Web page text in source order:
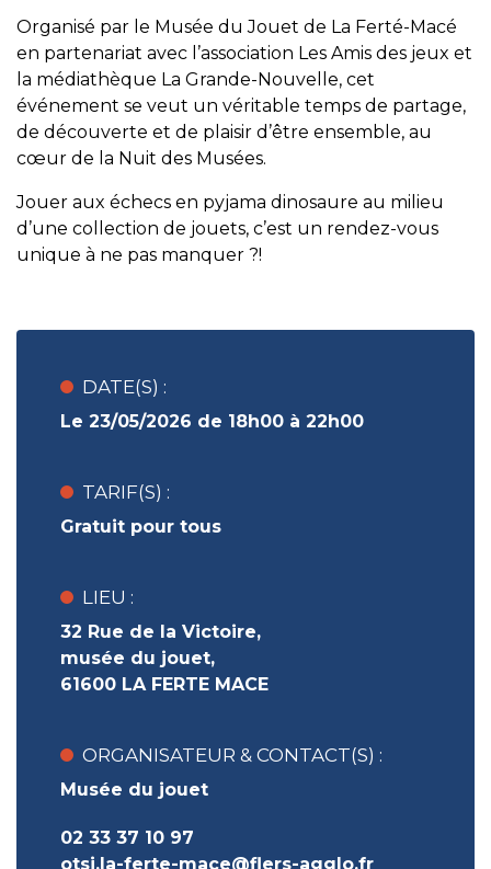
Organisé par le Musée du Jouet de La Ferté-Macé
en partenariat avec l’association Les Amis des jeux et
la médiathèque La Grande-Nouvelle, cet
événement se veut un véritable temps de partage,
de découverte et de plaisir d’être ensemble, au
cœur de la Nuit des Musées.
Jouer aux échecs en pyjama dinosaure au milieu
d’une collection de jouets, c’est un rendez-vous
unique à ne pas manquer ?!
DATE(S) :
Le 23/05/2026 de 18h00 à 22h00
TARIF(S) :
Gratuit pour tous
LIEU :
32 Rue de la Victoire,
musée du jouet,
61600 LA FERTE MACE
ORGANISATEUR & CONTACT(S) :
Musée du jouet
02 33 37 10 97
otsi.la-ferte-mace@flers-agglo.fr